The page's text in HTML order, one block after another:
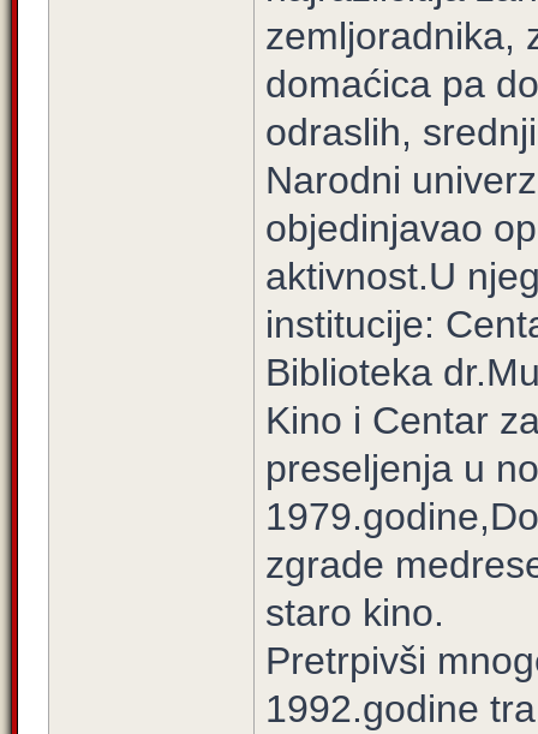
zemljoradnika,
domaćica pa
odraslih,
Narodni
objedinjavao
aktivnost.U
institucije:
Biblioteka
Kino i Centar
preseljenja u
zgrade
staro kino.
Pretrpivši
1992.godine